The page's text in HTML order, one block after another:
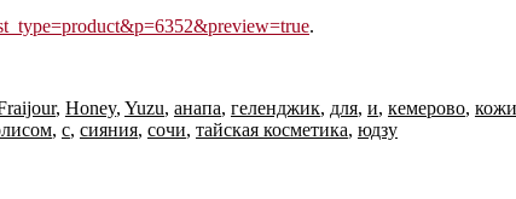
.
, Honey, Yuzu, анапа, геленджик, для, и, кемерово, кожи
, с, сияния, сочи, тайская косметика, юдзу